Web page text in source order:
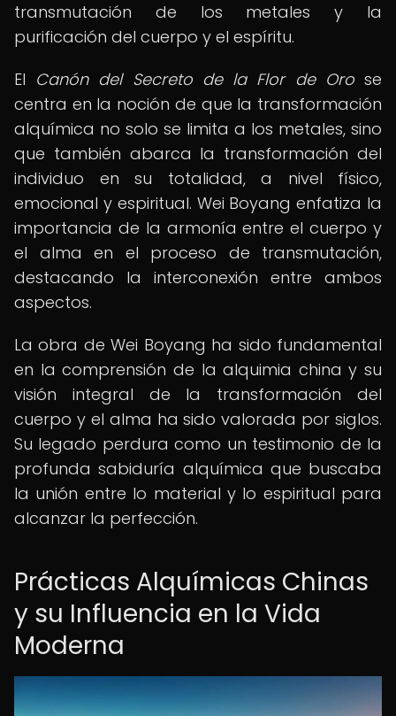
transmutación de los metales y la
purificación del cuerpo y el espíritu.
El Canón del Secreto de la Flor de Orose
centra en la noción de que la transformación
alquímica no solo se limita a los metales, sino
que también abarca la transformación del
individuo en su totalidad, a nivel físico,
emocional y espiritual. Wei Boyang enfatiza la
importancia de la armonía entre el cuerpo y
el alma en el proceso de transmutación,
destacando la interconexión entre ambos
aspectos.
La obra de Wei Boyang ha sido fundamental
en la comprensión de la alquimia china y su
visión integral de la transformación del
cuerpo y el alma ha sido valorada por siglos.
Su legado perdura como un testimonio de la
profunda sabiduría alquímica que buscaba
la unión entre lo material y lo espiritual para
alcanzar la perfección.
Prácticas Alquímicas Chinas
y su Influencia en la Vida
Moderna